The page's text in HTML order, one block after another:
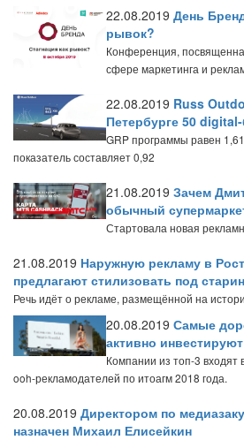
22.08.2019 День
рывок?
Конференция,
сфере маркетинга и
22.08.2019 Russ
Петербурге 50
GRP программы равен
показатель составляет 0,92
21.08.2019 Зачем
обычный
Стартовала новая
21.08.2019 Наружную рекламу в
предлагают стилизовать под
Речь идёт о рекламе, размещённой на
20.08.2019 Самые
активно
Компании из топ-3 входят
ooh-рекламодателей по итоагм 2018 года.
20.08.2019 Директором по
назначен Михаил Елисейкин